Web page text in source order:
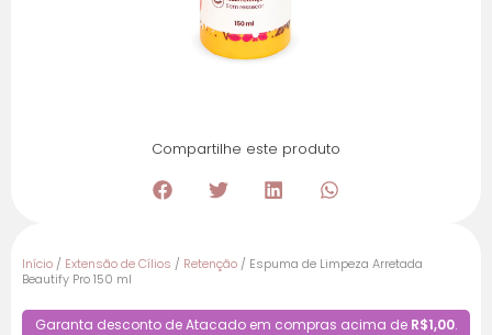
Compartilhe este produto
Início / Extensão de Cílios / Retenção / Espuma de Limpeza Arretada
Beautify Pro 150 ml
Garanta desconto de Atacado em compras acima de R$1,00.